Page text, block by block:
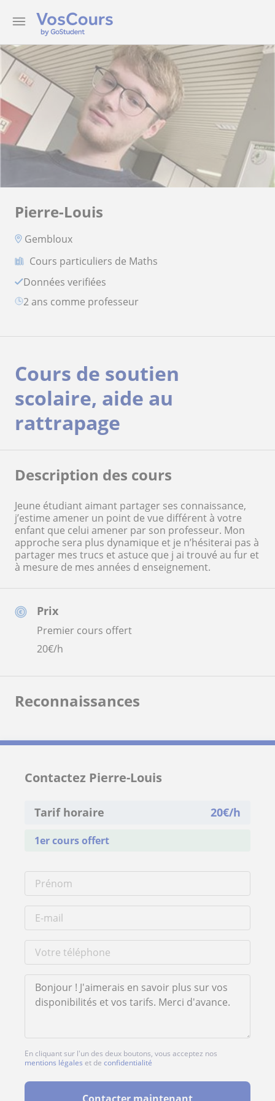
Pierre-Louis
Gembloux
Cours particuliers de Maths
Données verifiées
2 ans comme professeur
Prix
Premier cours offert
20€/h
Cours de soutien
scolaire, aide au
rattrapage
Description des cours
Jeune étudiant aimant partager ses connaissance,
j’estime amener un point de vue différent à votre
enfant que celui amener par son professeur. Mon
approche sera plus dynamique et je n’hésiterai pas à
partager mes trucs et astuce que j ai trouvé au fur et
à mesure de mes années d enseignement.
Reconnaissances
Contactez Pierre-Louis
Tarif horaire 20€/h
1er cours offert
En cliquant sur l'un des deux boutons, vous acceptez nos
mentions légales et de confidentialité